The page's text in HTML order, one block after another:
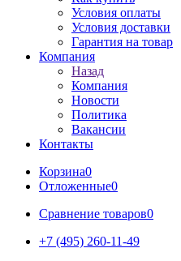
Условия оплаты
Условия доставки
Гарантия на товар
Компания
Назад
Компания
Новости
Политика
Вакансии
Контакты
Корзина0
Отложенные0
Сравнение товаров0
+7 (495) 260-11-49